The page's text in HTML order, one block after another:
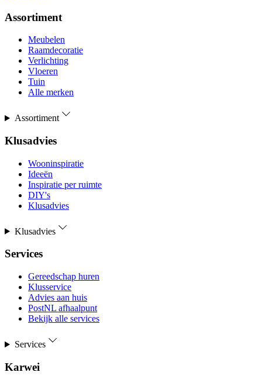
Assortiment
Meubelen
Raamdecoratie
Verlichting
Vloeren
Tuin
Alle merken
Assortiment
Klusadvies
Wooninspiratie
Ideeën
Inspiratie per ruimte
DIY's
Klusadvies
Klusadvies
Services
Gereedschap huren
Klusservice
Advies aan huis
PostNL afhaalpunt
Bekijk alle services
Services
Karwei